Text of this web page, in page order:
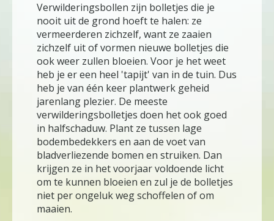
Verwilderingsbollen zijn bolletjes die je
nooit uit de grond hoeft te halen: ze
vermeerderen zichzelf, want ze zaaien
zichzelf uit of vormen nieuwe bolletjes die
ook weer zullen bloeien. Voor je het weet
heb je er een heel 'tapijt' van in de tuin. Dus
heb je van één keer plantwerk geheid
jarenlang plezier. De meeste
verwilderingsbolletjes doen het ook goed
in halfschaduw. Plant ze tussen lage
bodembedekkers en aan de voet van
bladverliezende bomen en struiken. Dan
krijgen ze in het voorjaar voldoende licht
om te kunnen bloeien en zul je de bolletjes
niet per ongeluk weg schoffelen of om
maaien.